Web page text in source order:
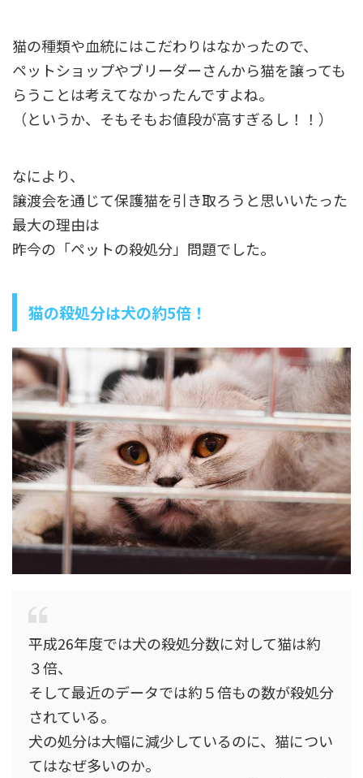
猫の種類や血統にはこだわりはなかったので、
ペットショップやブリーダーさんから猫を譲っても
らうことは考えてなかったんですよね。
（というか、そもそもお値段が高すぎるし！！）
なにより、
譲渡会を通じて保護猫を引き取ろうと思いいたった
最大の理由は
昨今の 「ペットの殺処分」問題でした。
猫の殺処分は犬の約5倍！
平成26年度では犬の殺処分数に対して猫は約
３倍、
そして最近のデータでは約５倍もの数が殺処分
されている。
犬の処分は大幅に減少しているのに、猫につい
てはなぜ多いのか。